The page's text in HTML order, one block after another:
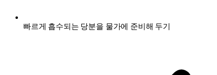
빠르게 흡수되는 당분을 물가에 준비해 두기